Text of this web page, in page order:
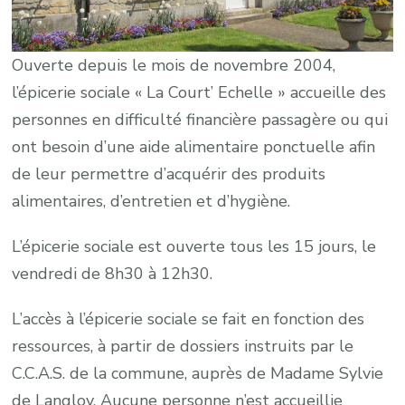
Ouverte depuis le mois de novembre 2004,
l’épicerie sociale « La Court’ Echelle » accueille des
personnes en difficulté financière passagère ou qui
ont besoin d’une aide alimentaire ponctuelle afin
de leur permettre d’acquérir des produits
alimentaires, d’entretien et d’hygiène.
L’épicerie sociale est ouverte tous les 15 jours, le
vendredi de 8h30 à 12h30.
L’accès à l’épicerie sociale se fait en fonction des
ressources, à partir de dossiers instruits par le
C.C.A.S. de la commune, auprès de Madame Sylvie
de Langloy. Aucune personne n’est accueillie